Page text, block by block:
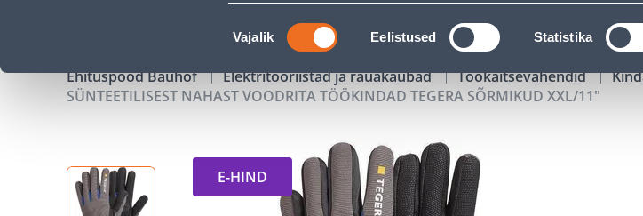
Nõusoleku
valik
Vajalik Eelistused Statistika
KAMPAANIAD KATALOOGID
Ehituspood Bauhof Elektritööriistad ja rauakaubad Töökaitsevahendid
SÜNTEETILISEST NAHAST VOODRITA TÖÖKINDAD TEGERA SÕRMIKUD XXL/11"
E-HIND